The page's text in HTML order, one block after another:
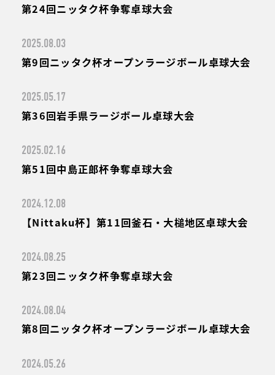
第24回ニッタク杯争奪卓球大会
2025.08.03
第9回ニッタク杯オープンラージボール卓球大会
2025.05.17
第36回岩手県ラージボール卓球大会
2025.02.16
第51回中島正郎杯争奪卓球大会
2024.12.08
【Nittaku杯】第11回釜石・大槌地区卓球大会
2024.08.25
第23回ニッタク杯争奪卓球大会
2024.08.04
第8回ニッタク杯オープンラージボール卓球大会
2024.05.26